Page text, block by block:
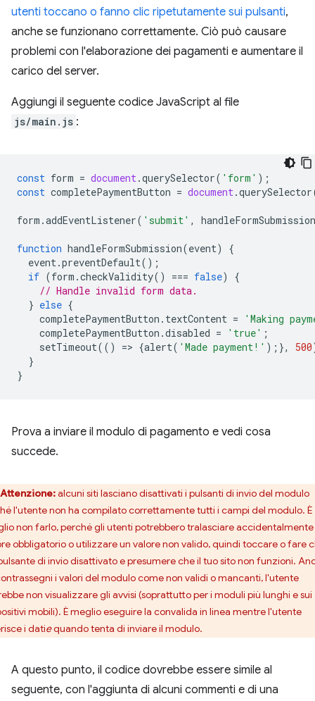
utenti toccano o fanno clic ripetutamente sui pulsanti,
anche se funzionano correttamente. Ciò può causare
problemi con l'elaborazione dei pagamenti e aumentare il
carico del server.
Aggiungi il seguente codice JavaScript al file
js/main.js :
const form = document.querySelector( 'form' );
const completePaymentButton = document.querySelector
form .addEventListener( 'submit' , handleFormSubmission
function handleFormSubmission(event)
{
event.preventDefault();
if (form .checkValidity() === false)
{
// Handle invalid form data.
} else {
completePaymentButton . textContent =
'Making
completePaymentButton .disabled = 'true' ;
setTimeout(() => {alert( 'Made payment!' );}, 500
}
}
Prova a inviare il modulo di pagamento e vedi cosa
succede.
Attenzione:alcuni siti lasciano disattivati i pulsanti di invio del modulo
l'utente non ha compilato correttamente tutti i campi del modulo. È
non farlo, perché gli utenti potrebbero tralasciare accidentalmente
obbligatorio o utilizzare un valore non valido, quindi toccare o fare
di invio disattivato e presumere che il tuo sito non funzioni.
i valori del modulo come non validi o mancanti, l'utente
non visualizzare gli avvisi (soprattutto per i moduli più lunghi e sui
mobili). È meglio eseguire la convalida in linea mentre l'utente
i datiequando tenta di inviare il modulo.
A questo punto, il codice dovrebbe essere simile al
seguente, con l'aggiunta di alcuni commenti e di una